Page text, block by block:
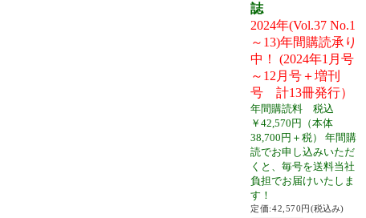
誌
2024年(Vol.37 No.1
～13)年間購読承り
中！ (2024年1月号
～12月号＋増刊
号 計13冊発行）
年間購読料 税込
￥42,570円（本体
38,700円＋税） 年間購
読でお申し込みいただ
くと、毎号を送料当社
負担でお届けいたしま
す！
定価:42,570円(税込み)